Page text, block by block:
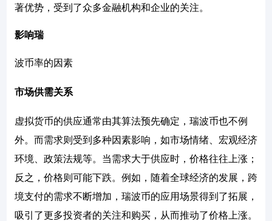
著优势，受到了众多金融机构和企业的关注。
影响瑞
波币率的因素
市场供需关系
虚拟货币的供应通常由其算法预先确定，瑞波币也不例
外。而需求则受到多种因素影响，如市场情绪、宏观经济
环境、政策法规等。当需求大于供应时，价格往往上涨；
反之，价格则可能下跌。例如，随着全球经济的发展，跨
境支付的需求不断增加，瑞波币的应用场景得到了拓展，
吸引了更多投资者的关注和购买，从而推动了价格上涨。